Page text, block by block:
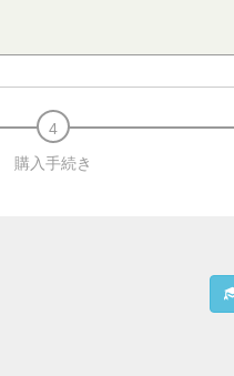
購入手続き